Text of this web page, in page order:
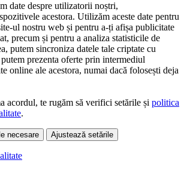
date despre utilizatorii noștri,
acestora. Utilizăm aceste date pentru
ul nostru web și pentru a-ți afișa publicitate
precum și pentru a analiza statisticile de
putem sincroniza datele tale criptate cu
prezenta oferte prin intermediul
online ale acestora, numai dacă folosești deja
acordul, te rugăm să verifici setările și politica
.
necesare Ajustează setările